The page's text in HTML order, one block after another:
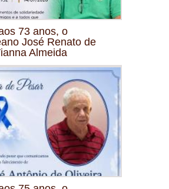
73 anos, o
José Renato de
Almeida